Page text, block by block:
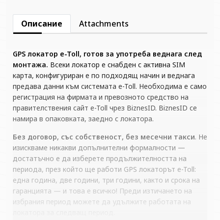
Описание Attachments
GPS локатор e-Toll, готов за употреба веднага след
монтажа. Всеки локатор е снабден с активна SIM
карта, конфигуриран е по подходящ начин и веднага
предава данни към системата e-Toll. Необходима е само
регистрация на фирмата и превозното средство на
правителствения сайт e-Toll чрез BiznesID. BiznesID се
намира в опаковката, заедно с локатора.
Без договор, със собственост, без месечни такси. Не
изискваме никакви допълнителни формалности —
достатъчно е да изберете продължителността на
периода, през който ще работи GPS локаторът e-Toll:
една година, две години, три години, както и срока на
гаранцията — и това е всичко! Преди изтичането на
избрания период можете да удължите работата на